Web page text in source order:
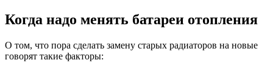
Когда надо менять батареи отопления
О том, что пора сделать замену старых радиаторов на новые
говорят такие факторы: